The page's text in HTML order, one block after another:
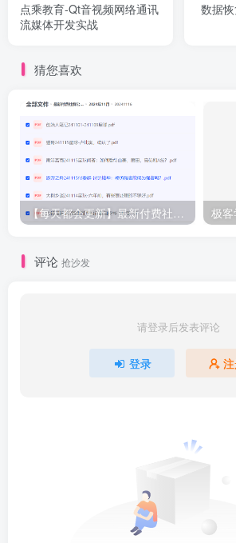
点乘教育-Qt音视频网络通讯
流媒体开发实战
数据
猜您喜欢
【每天都会更新】最新付费社群公众号文章 极
评论 抢沙发
请登录后发表评论
登录